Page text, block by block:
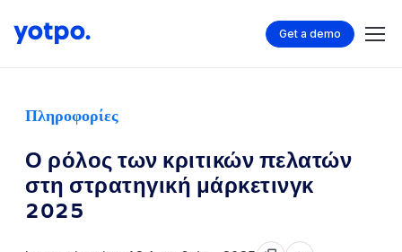
Get a demo
Πληροφορίες
Ο ρόλος των κριτικών πελατών
στη στρατηγική μάρκετινγκ
2025